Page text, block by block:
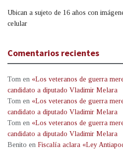
Ubican a sujeto de 16 años con
celular
Comentarios recientes
Tom en «Los veteranos de guerra
candidato a diputado Vladimir Melara
Tom en «Los veteranos de guerra
candidato a diputado Vladimir Melara
Tom en «Los veteranos de guerra
candidato a diputado Vladimir Melara
Benito en Fiscalía aclara «Ley